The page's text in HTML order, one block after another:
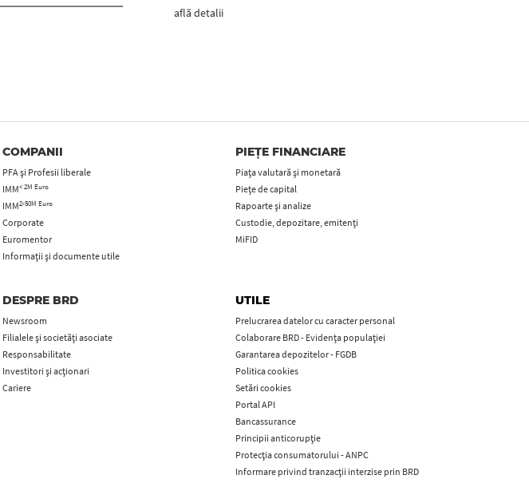
află detalii
COMPANII
PFA şi Profesii liberale
IMM< 2M Euro
IMM2-50M Euro
Corporate
Euromentor
Informații și documente utile
PIEȚE FINANCIARE
Piața valutară și monetară
Piețe de capital
Rapoarte și analize
Custodie, depozitare, emitenți
MiFID
DESPRE BRD
Newsroom
Filialele și societăți asociate
Responsabilitate
Investitori și acționari
Cariere
UTILE
Prelucrarea datelor cu caracter personal
Colaborare BRD - Evidența populației
Garantarea depozitelor - FGDB
Politica cookies
Setări cookies
Portal API
Bancassurance
Principii anticorupţie
Protecţia consumatorului - ANPC
Informare privind tranzacții interzise prin BRD